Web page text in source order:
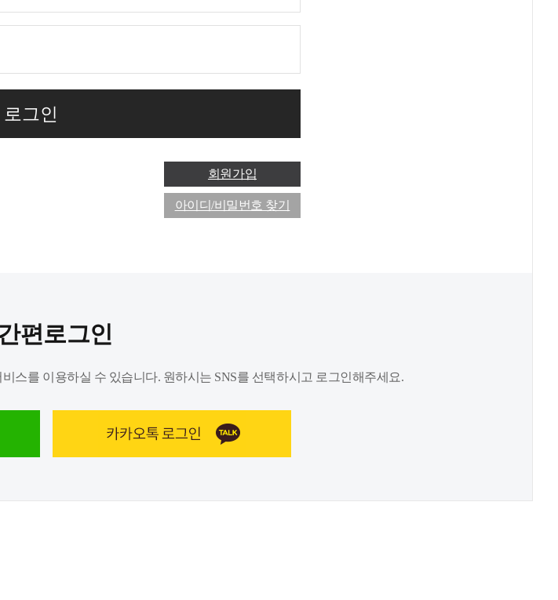
회원가입
아이디/비밀번호 찾기
편로그인
스를 이용하실 수 있습니다. 원하시는 SNS를 선택하시고 로그인해주세요.